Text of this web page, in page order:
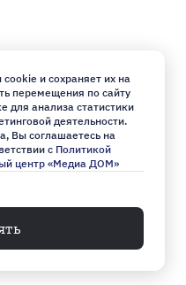
и сохраняет их на
перемещения по сайту
для анализа статистики
деятельности.
Вы соглашаетесь на
с Политикой
центр «Медиа ДОМ»